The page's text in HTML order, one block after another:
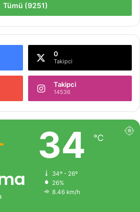
Tümü (9251)
0
Takipci
Takipci
14536
34 ℃
34º - 26º
26%
8.46 km/h